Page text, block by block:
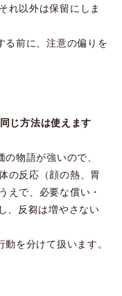
れ以外は保留にしま
る前に、注意の偏りを
じ方法は使えます
物語が強いので、
の反応（顔の熱、胃
えで、必要な償い・
、反芻は増やさない
を分けて扱います。